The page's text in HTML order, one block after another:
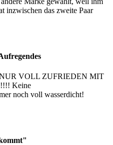
inzwischen das zweite Paar
VOLL ZUFRIEDEN MIT
Keine
noch voll wasserdicht!